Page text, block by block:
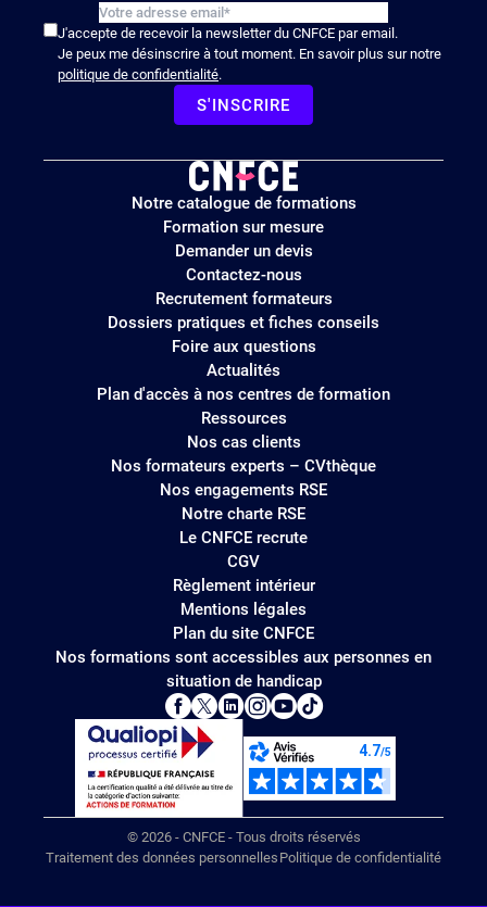
J'accepte de recevoir la newsletter du CNFCE par email.
Je peux me désinscrire à tout moment. En savoir plus sur notre
politique de confidentialité.
S'INSCRIRE
Logo
site
Notre catalogue de formations
Formation sur mesure
Demander un devis
Contactez-nous
Recrutement formateurs
Dossiers pratiques et fiches conseils
Foire aux questions
Actualités
Plan d'accès à nos centres de formation
Ressources
Nos cas clients
Nos formateurs experts – CVthèque
Nos engagements RSE
Notre charte RSE
Le CNFCE recrute
CGV
Règlement intérieur
Mentions légales
Plan du site CNFCE
Nos formations sont accessibles aux personnes en
situation de handicap
© 2026 - CNFCE - Tous droits réservés
Traitement des données personnelles Politique de confidentialité